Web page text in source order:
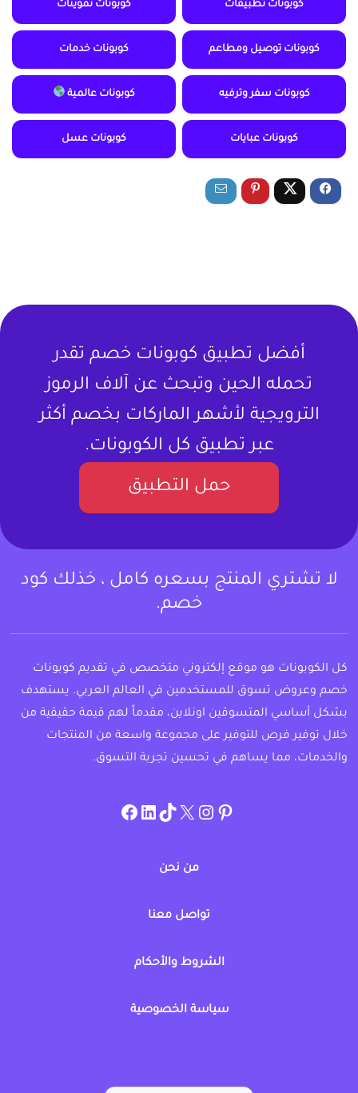
كوبونات تطبيقات كوبونات تموينات
كوبونات توصيل ومطاعم كوبونات خدمات
كوبونات سفر وترفيه كوبونات عالمية
كوبونات عبايات كوبونات عسل
أفضل تطبيق كوبونات خصم تقدر
تحمله الحين وتبحث عن آلاف الرموز
الترويجية لأشهر الماركات بخصم أكثر
عبر تطبيق كل الكوبونات.
حمل التطبيق
لا تشتري المنتج بسعره كامل ، خذلك كود
خصم.
كل الكوبونات هو موقع إلكتروني متخصص في تقديم كوبونات
خصم وعروض تسوق للمستخدمين في العالم العربي. يستهدف
بشكل أساسي المتسوقين اونلاين، مقدماً لهم قيمة حقيقية من
خلال توفير فرص للتوفير على مجموعة واسعة من المنتجات
والخدمات، مما يساهم في تحسين تجربة التسوق.
pinterest
allcouponat
twitter
TikTok
linkedin
facebook
من نحن
تواصل معنا
الشروط والأحكام
سياسة الخصوصية